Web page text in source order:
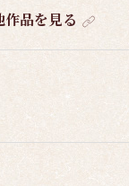
品を見る